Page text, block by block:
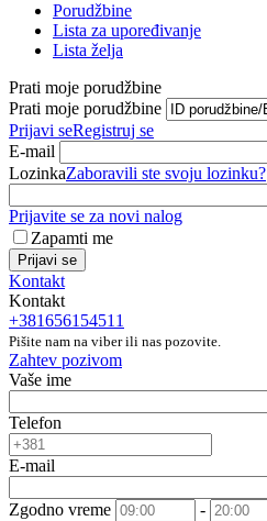
Porudžbine
Lista za upoređivanje
Lista želja
Prati moje porudžbine
Prati moje porudžbine
Prijavi seRegistruj se
E-mail
LozinkaZaboravili ste svoju lozinku?
Prijavite se za novi nalog
Zapamti me
Prijavi se
Kontakt
Kontakt
+381656154511
Pišite nam na viber ili nas pozovite.
Zahtev pozivom
Vaše ime
Telefon
E-mail
Zgodno vreme -